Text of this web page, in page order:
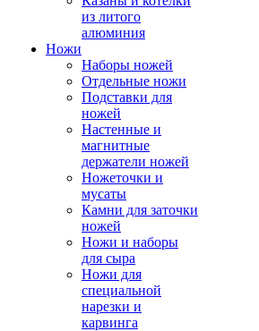
из литого
алюминия
Ножи
Наборы ножей
Отдельные ножи
Подставки для
ножей
Настенные и
магнитные
держатели ножей
Ножеточки и
мусаты
Камни для заточки
ножей
Ножи и наборы
для сыра
Ножи для
специальной
нарезки и
карвинга